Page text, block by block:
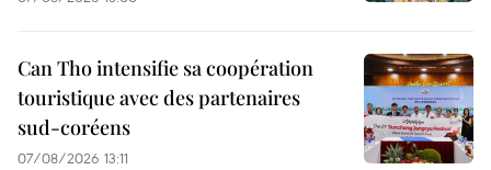
Can Tho intensifie sa coopération
touristique avec des partenaires
sud-coréens
07/08/2026 13:11